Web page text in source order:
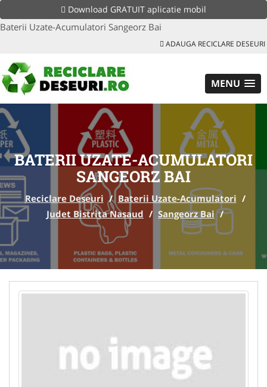
Download GRATUIT aplicatie mobil
Baterii Uzate-Acumulatori Sangeorz Bai
ADAUGA RECICLARE DESEURI
MENU
BATERII UZATE-ACUMULATORI
SANGEORZ BAI
Reciclare Deseuri / Baterii Uzate-Acumulatori /
Judet Bistrita Nasaud / Sangeorz Bai /